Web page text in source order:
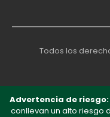
Todos los
Advertencia de riesgo:
conllevan un alto riesgo